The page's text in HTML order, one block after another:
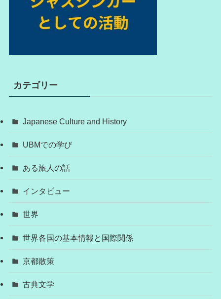
カテゴリー
Japanese Culture and History
UBMでの学び
ある旅人の話
インタビュー
世界
世界各国の基本情報と国際関係
京都散策
古典文学